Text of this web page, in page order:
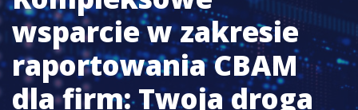
wsparcie w zakresie
raportowania CBAM
dla firm: Twoja droga